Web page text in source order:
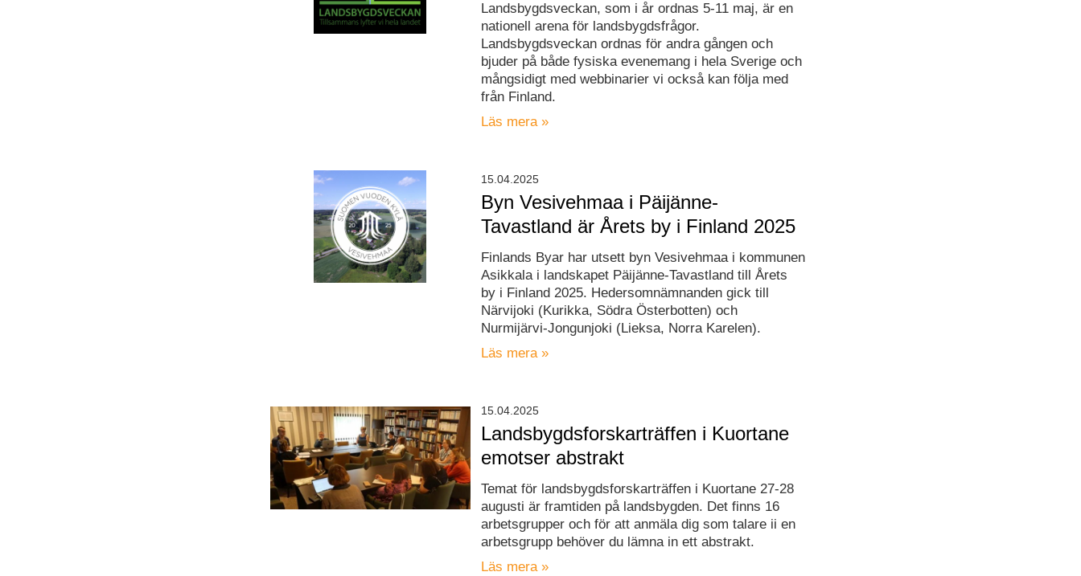
Landsbygdsveckan, som i år ordnas 5-11 maj, är en
nationell arena för landsbygdsfrågor.
Landsbygdsveckan ordnas för andra gången och
bjuder på både fysiska evenemang i hela Sverige och
mångsidigt med webbinarier vi också kan följa med
från Finland.
Läs mera »
Byn Vesivehmaa i Päijänne-
Tavastland är Årets by i Finland 2025
Finlands Byar har utsett byn Vesivehmaa i kommunen
Asikkala i landskapet Päijänne-Tavastland till Årets
by i Finland 2025. Hedersomnämnanden gick till
Närvijoki (Kurikka, Södra Österbotten) och
Nurmijärvi-Jongunjoki (Lieksa, Norra Karelen).
Läs mera »
15.04.2025
Landsbygdsforskarträffen i Kuortane
emotser abstrakt
Temat för landsbygdsforskarträffen i Kuortane 27-28
augusti är framtiden på landsbygden. Det finns 16
arbetsgrupper och för att anmäla dig som talare ii en
arbetsgrupp behöver du lämna in ett abstrakt.
Läs mera »
15.04.2025